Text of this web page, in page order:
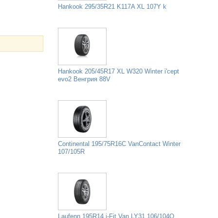
Hankook 295/35R21 K117A XL 107Y k
Hankook 205/45R17 XL W320 Winter i'cept
evo2 Венгрия 88V
Continental 195/75R16C VanContact Winter
107/105R